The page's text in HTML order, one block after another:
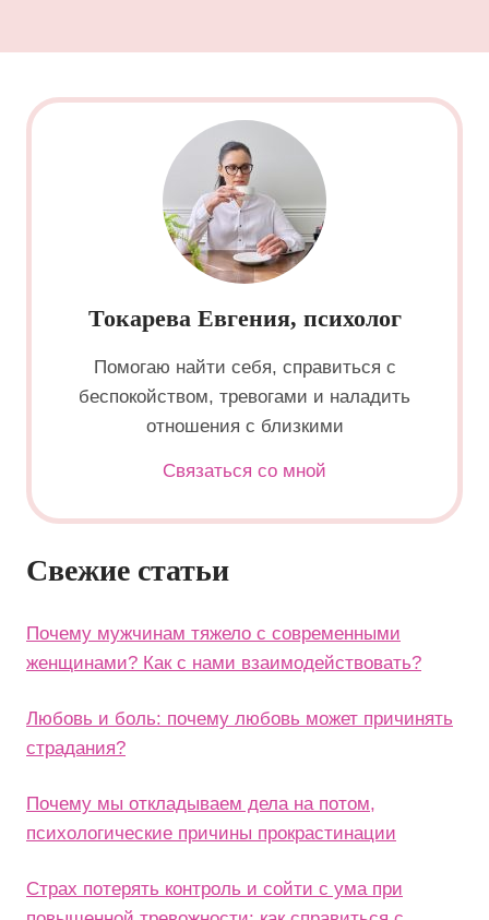
Токарева Евгения, психолог
Помогаю найти себя, справиться с
беспокойством, тревогами и наладить
отношения с близкими
Связаться со мной
Свежие статьи
Почему мужчинам тяжело с современными
женщинами? Как с нами взаимодействовать?
Любовь и боль: почему любовь может причинять
страдания?
Почему мы откладываем дела на потом,
психологические причины прокрастинации
Страх потерять контроль и сойти с ума при